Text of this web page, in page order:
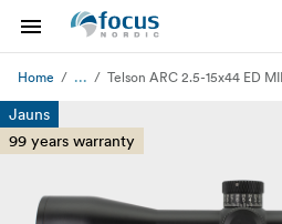
Home ... Telson ARC 2.5-15x44 ED
Jauns
99 years warranty